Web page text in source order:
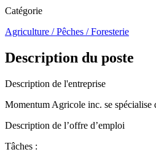
Catégorie
Agriculture / Pêches / Foresterie
Description du poste
Description de l'entreprise
Momentum Agricole inc. se spécialise
Description de l’offre d’emploi
Tâches :